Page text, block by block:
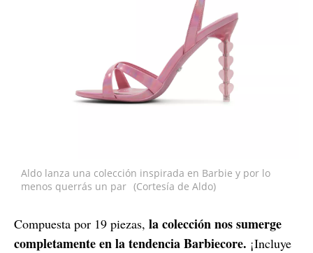
Aldo lanza una colección inspirada en Barbie y por lo
menos querrás un par (Cortesía de Aldo)
Compuesta por 19 piezas, la colección nos sumerge
completamente en la tendencia Barbiecore. ¡Incluye